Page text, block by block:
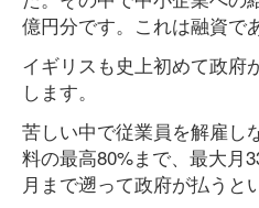
億円分です。これは融資で
イギリスも史上初めて政府
します。
苦しい中で従業員を解雇し
料の最高80%まで、最大月
月まで遡って政府が払うと